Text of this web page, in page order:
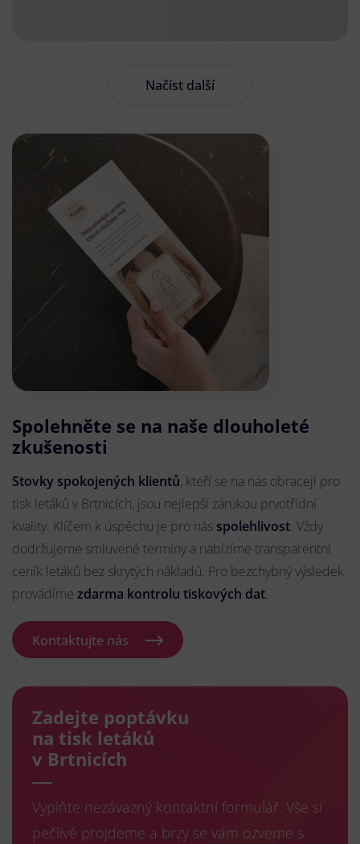
Načíst další
Spolehněte se na naše dlouholeté
zkušenosti
Stovky spokojených klientů, kteří se na nás obracejí pro
tisk letáků v Brtnicích, jsou nejlepší zárukou prvotřídní
kvality. Klíčem k úspěchu je pro nás spolehlivost. Vždy
dodržujeme smluvené termíny a nabízíme transparentní
ceník letáků bez skrytých nákladů. Pro bezchybný výsledek
provádíme zdarma kontrolu tiskových dat.
Kontaktujte nás
Zadejte poptávku
na tisk letáků
v Brtnicích
Vyplňte nezávazný kontaktní formulář. Vše si
pečlivě projdeme a brzy se vám ozveme s